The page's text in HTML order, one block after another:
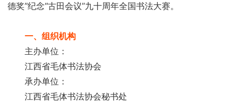
德奖”纪念“古田会议”九十周年全国书法大赛。
一、组织机构
主办单位：
江西省毛体书法协会
承办单位：
江西省毛体书法协会秘书处